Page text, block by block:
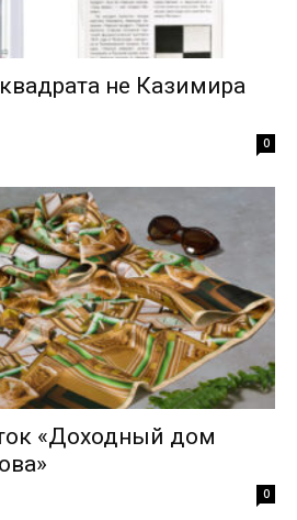
не Казимира
0
«Доходный дом
0